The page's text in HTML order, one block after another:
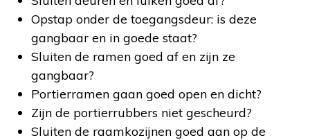
Opstap onder de toegangsdeur: is deze
gangbaar en in goede staat?
Sluiten de ramen goed af en zijn ze
gangbaar?
Portierramen gaan goed open en dicht?
Zijn de portierrubbers niet gescheurd?
Sluiten de raamkozijnen goed aan op de